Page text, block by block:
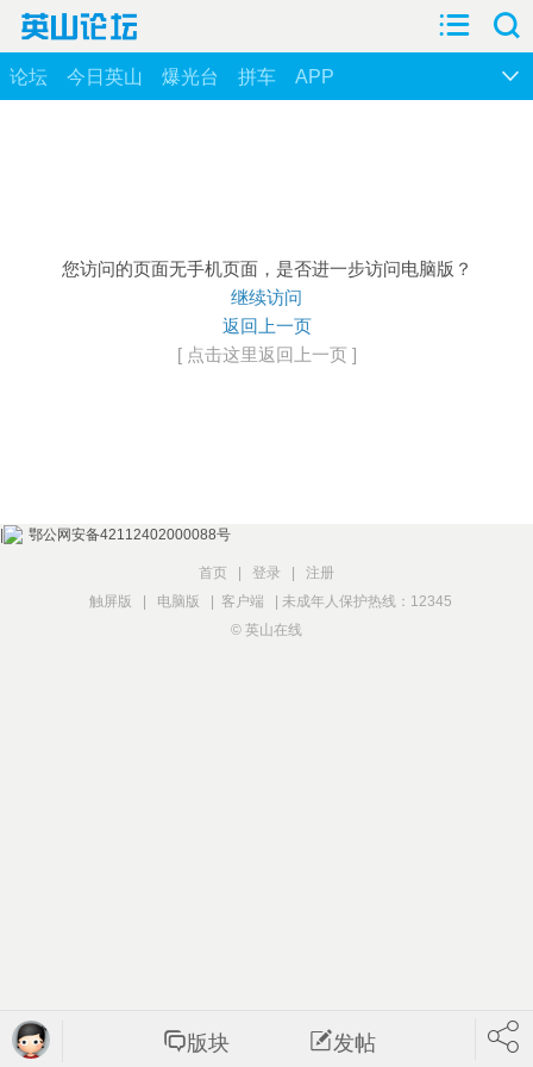
论坛 今日英山 爆光台 拼车 APP
您访问的页面无手机页面，是否进一步访问电脑版？
继续访问
返回上一页
[ 点击这里返回上一页 ]
鄂公网安备42112402000088号
首页 登录
注册
触屏版
电脑版 客户端
未成年人保护热线：12345
© 英山在线
版块 发帖